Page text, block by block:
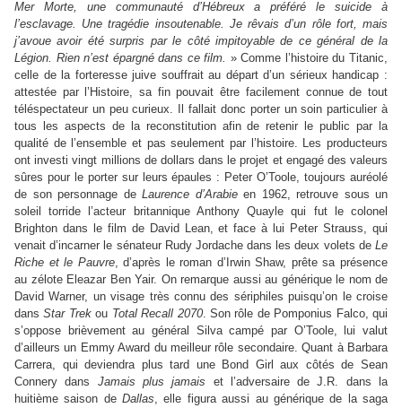
Mer Morte, une communauté d’Hébreux a préféré le suicide à
l’esclavage. Une tragédie insoutenable. Je rêvais d’un rôle fort, mais
j’avoue avoir été surpris par le côté impitoyable de ce général de la
Légion. Rien n’est épargné dans ce film. » Comme l’histoire du Titanic,
celle de la forteresse juive souffrait au départ d’un sérieux handicap :
attestée par l’Histoire, sa fin pouvait être facilement connue de tout
téléspectateur un peu curieux. Il fallait donc porter un soin particulier à
tous les aspects de la reconstitution afin de retenir le public par la
qualité de l’ensemble et pas seulement par l’histoire. Les producteurs
ont investi vingt millions de dollars dans le projet et engagé des valeurs
sûres pour le porter sur leurs épaules : Peter O’Toole, toujours auréolé
de son personnage de Laurence d’Arabieen 1962, retrouve sous un
soleil torride l’acteur britannique Anthony Quayle qui fut le colonel
Brighton dans le film de David Lean, et face à lui Peter Strauss, qui
venait d’incarner le sénateur Rudy Jordache dans les deux volets de Le
Riche et le Pauvre, d’après le roman d’Irwin Shaw, prête sa présence
au zélote Eleazar Ben Yair. On remarque aussi au générique le nom de
David Warner, un visage très connu des sériphiles puisqu’on le croise
dansStar Trekou Total Recall 2070. Son rôle de Pomponius Falco, qui
s’oppose brièvement au général Silva campé par O’Toole, lui valut
d’ailleurs un Emmy Award du meilleur rôle secondaire. Quant à Barbara
Carrera, qui deviendra plus tard une Bond Girl aux côtés de Sean
Connery dans Jamais plus jamais et l’adversaire de J.R. dans la
huitième saison deDallas, elle figura aussi au générique de la saga